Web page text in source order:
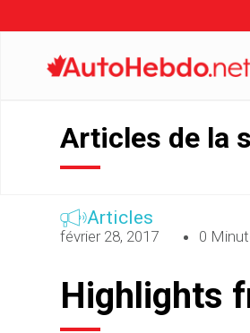
Articles de la
Articles
février 28, 2017 0
Highlights